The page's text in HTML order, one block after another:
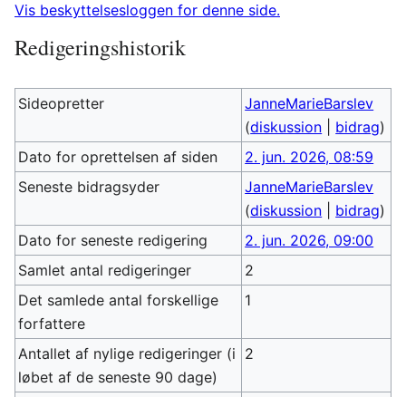
Vis beskyttelsesloggen for denne side.
Redigeringshistorik
Sideopretter
JanneMarieBarslev
(diskussion bidrag)
Dato for oprettelsen af siden
2. jun. 2026, 08:59
Seneste bidragsyder
JanneMarieBarslev
(diskussion bidrag)
Dato for seneste redigering
2. jun. 2026, 09:00
Samlet antal redigeringer
2
Det samlede antal forskellige
forfattere
1
Antallet af nylige redigeringer (i
løbet af de seneste 90 dage)
2